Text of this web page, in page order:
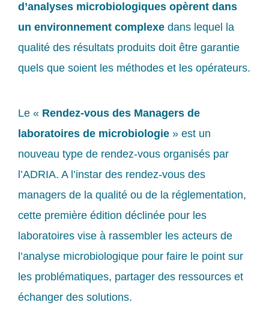
d’analyses microbiologiques opèrent dans
un environnement complexe dans lequel la
qualité des résultats produits doit être garantie
quels que soient les méthodes et les opérateurs.
Le « Rendez-vous des Managers de
laboratoires de microbiologie » est un
nouveau type de rendez-vous organisés par
l’ADRIA. A l’instar des rendez-vous des
managers de la qualité ou de la réglementation,
cette première édition déclinée pour les
laboratoires vise à rassembler les acteurs de
l’analyse microbiologique pour faire le point sur
les problématiques, partager des ressources et
échanger des solutions.